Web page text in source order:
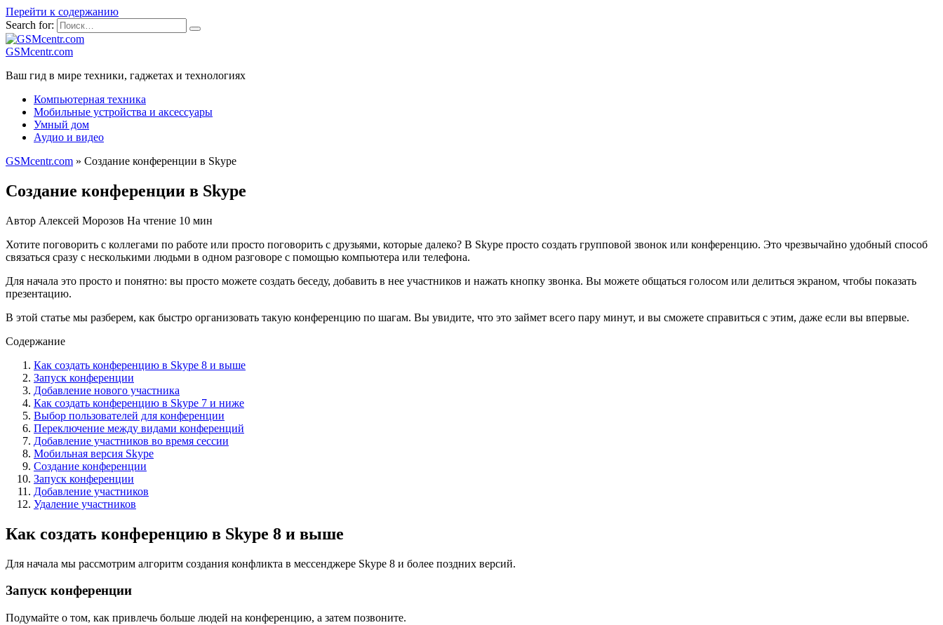
Перейти к содержанию
Search for:
GSMcentr.com
Ваш гид в мире техники, гаджетах и технологиях
Компьютерная техника
Мобильные устройства и аксессуары
Умный дом
Аудио и видео
GSMcentr.com » Создание конференции в Skype
Создание конференции в Skype
Автор Алексей Морозов На чтение 10 мин
Хотите поговорить с коллегами по работе или просто поговорить с друзьями, которые далеко? В Skype просто создать групповой звонок или конференцию. Это чрезвычайно удобный способ
связаться сразу с несколькими людьми в одном разговоре с помощью компьютера или телефона.
Для начала это просто и понятно: вы просто можете создать беседу, добавить в нее участников и нажать кнопку звонка. Вы можете общаться голосом или делиться экраном, чтобы показать
презентацию.
В этой статье мы разберем, как быстро организовать такую конференцию по шагам. Вы увидите, что это займет всего пару минут, и вы сможете справиться с этим, даже если вы впервые.
Содержание
Как создать конференцию в Skype 8 и выше
Запуск конференции
Добавление нового участника
Как создать конференцию в Skype 7 и ниже
Выбор пользователей для конференции
Переключение между видами конференций
Добавление участников во время сессии
Мобильная версия Skype
Создание конференции
Запуск конференции
Добавление участников
Удаление участников
Как создать конференцию в Skype 8 и выше
Для начала мы рассмотрим алгоритм создания конфликта в мессенджере Skype 8 и более поздних версий.
Запуск конференции
Подумайте о том, как привлечь больше людей на конференцию, а затем позвоните.